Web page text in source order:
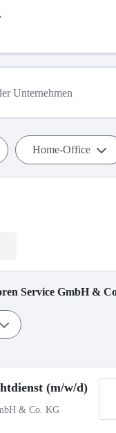
Home-Office
Service GmbH &
(m/w/d)
& Co. KG